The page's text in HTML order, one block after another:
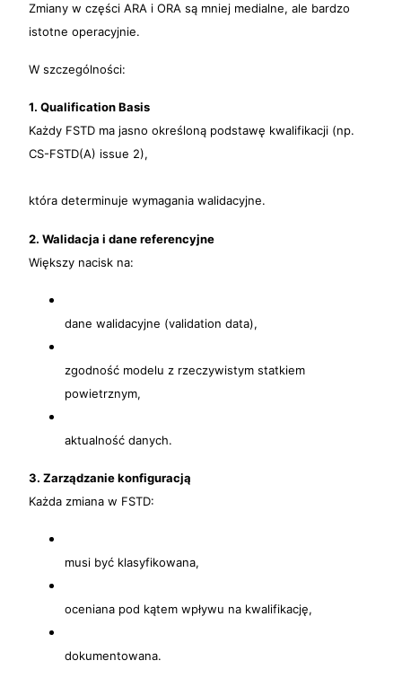
Zmiany w części ARA i ORA są mniej medialne, ale bardzo
istotne operacyjnie.
W szczególności:
1. Qualification Basis
Każdy FSTD ma jasno określoną podstawę kwalifikacji (np.
CS-FSTD(A) issue 2),
która determinuje wymagania walidacyjne.
2. Walidacja i dane referencyjne
Większy nacisk na:
dane walidacyjne (validation data),
zgodność modelu z rzeczywistym statkiem
powietrznym,
aktualność danych.
3. Zarządzanie konfiguracją
Każda zmiana w FSTD:
musi być klasyfikowana,
oceniana pod kątem wpływu na kwalifikację,
dokumentowana.